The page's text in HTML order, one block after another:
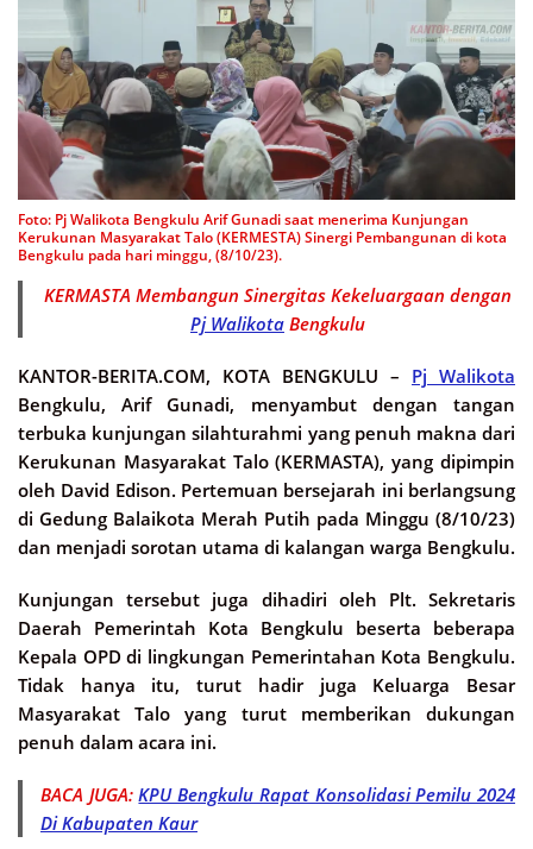
Foto: Pj Walikota Bengkulu Arif Gunadi saat menerima Kunjungan
Kerukunan Masyarakat Talo (KERMESTA) Sinergi Pembangunan di kota
Bengkulu pada hari minggu, (8/10/23).
KERMASTA Membangun Sinergitas Kekeluargaan dengan
Pj Walikota Bengkulu
KANTOR-BERITA.COM, KOTA BENGKULU – Pj Walikota
Bengkulu, Arif Gunadi, menyambut dengan tangan
terbuka kunjungan silahturahmi yang penuh makna dari
Kerukunan Masyarakat Talo (KERMASTA), yang dipimpin
oleh David Edison. Pertemuan bersejarah ini berlangsung
di Gedung Balaikota Merah Putih pada Minggu (8/10/23)
dan menjadi sorotan utama di kalangan warga Bengkulu.
Kunjungan tersebut juga dihadiri oleh Plt. Sekretaris
Daerah Pemerintah Kota Bengkulu beserta beberapa
Kepala OPD di lingkungan Pemerintahan Kota Bengkulu.
Tidak hanya itu, turut hadir juga Keluarga Besar
Masyarakat Talo yang turut memberikan dukungan
penuh dalam acara ini.
BACA JUGA:KPU Bengkulu Rapat Konsolidasi Pemilu 2024
Di Kabupaten Kaur